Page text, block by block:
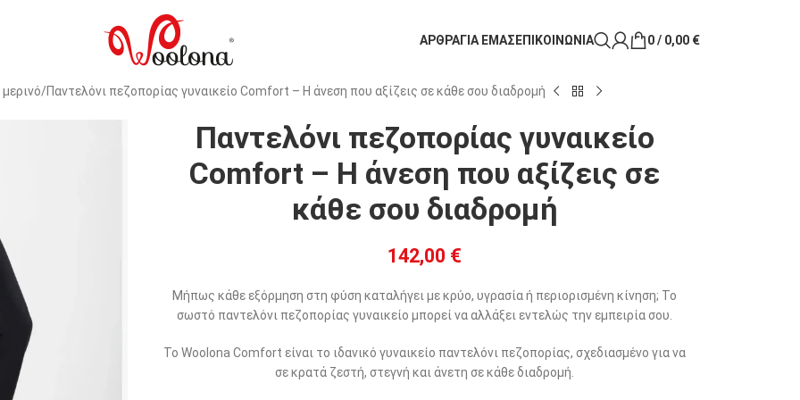
ΑΡΘΡΑΓΙΑ ΕΜΑΣ ΕΠΙΚΟΙΝΩΝΙΑ 0/ 0,00 €
Παντελόνι πεζοπορίας γυναικείο Comfort – Η άνεση που αξίζεις σε κάθε σου διαδρομή
Παντελόνι πεζοπορίας γυναικείο
Comfort – Η άνεση που αξίζεις σε
κάθε σου διαδρομή
142,00 €
Μήπως κάθε εξόρμηση στη φύση καταλήγει με κρύο, υγρασία ή περιορισμένη κίνηση; Το
σωστό παντελόνι πεζοπορίας γυναικείο μπορεί να αλλάξει εντελώς την εμπειρία σου.
Το Woolona Comfort είναι το ιδανικό γυναικείο παντελόνι πεζοπορίας, σχεδιασμένο για να
σε κρατά ζεστή, στεγνή και άνετη σε κάθε διαδρομή.